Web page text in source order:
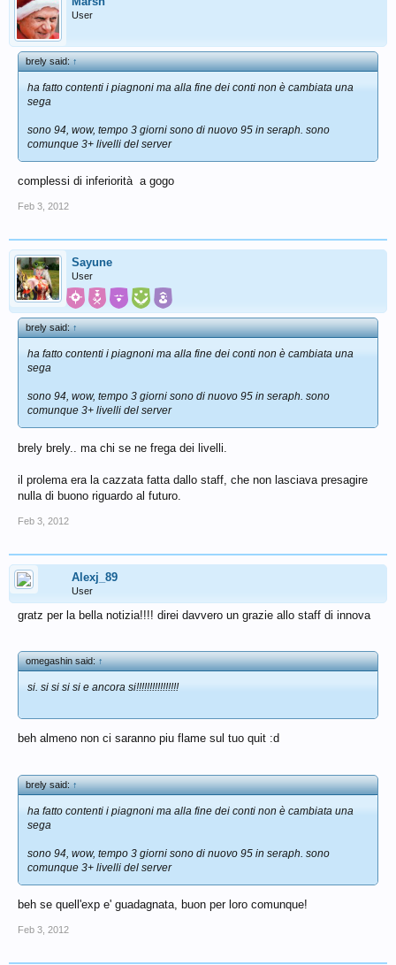
User
brely said:↑
ha fatto contenti i piagnoni ma alla fine dei conti non è cambiata una
sega
sono 94, wow, tempo 3 giorni sono di nuovo 95 in seraph. sono
comunque 3+ livelli del server
complessi di inferiorità a gogo
Feb 3, 2012
Sayune
User
brely said:↑
ha fatto contenti i piagnoni ma alla fine dei conti non è cambiata una
sega
sono 94, wow, tempo 3 giorni sono di nuovo 95 in seraph. sono
comunque 3+ livelli del server
brely brely.. ma chi se ne frega dei livelli.
il prolema era la cazzata fatta dallo staff, che non lasciava presagire
nulla di buono riguardo al futuro.
Feb 3, 2012
Alexj_89
User
gratz per la bella notizia!!!! direi davvero un grazie allo staff di innova
omegashin said:↑
si. si si si si e ancora si!!!!!!!!!!!!!!!!
beh almeno non ci saranno piu flame sul tuo quit :d
brely said:↑
ha fatto contenti i piagnoni ma alla fine dei conti non è cambiata una
sega
sono 94, wow, tempo 3 giorni sono di nuovo 95 in seraph. sono
comunque 3+ livelli del server
beh se quell'exp e' guadagnata, buon per loro comunque!
Feb 3, 2012